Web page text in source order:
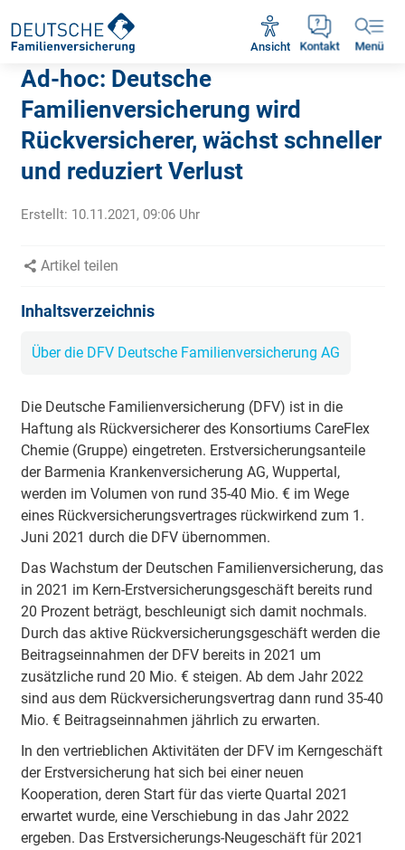
Kontakt
Ansicht Menü
Rückruf vereinbaren
Ad-hoc: Deutsche
Familienversicherung wird
Rückversicherer, wächst schneller
und reduziert Verlust
Erstellt: 10.11.2021, 09:06Uhr
Artikel teilen
Die Deutsche Familienversicherung (DFV) ist in die
Haftung als Rückversicherer des Konsortiums CareFlex
Chemie (Gruppe) eingetreten. Erstversicherungsanteile
der Barmenia Krankenversicherung AG, Wuppertal,
werden im Volumen von rund 35-40 Mio. € im Wege
eines Rückversicherungsvertrages rückwirkend zum 1.
Juni 2021 durch die DFV übernommen.
Das Wachstum der Deutschen Familienversicherung, das
in 2021 im Kern-Erstversicherungsgeschäft bereits rund
20 Prozent beträgt, beschleunigt sich damit nochmals.
Durch das aktive Rückversicherungsgeschäft werden die
Beitragseinnahmen der DFV bereits in 2021 um
zusätzliche rund 20 Mio. € steigen. Ab dem Jahr 2022
sind aus dem Rückversicherungsvertrag dann rund 35-40
Mio. € Beitragseinnahmen jährlich zu erwarten.
In den vertrieblichen Aktivitäten der DFV im Kerngeschäft
der Erstversicherung hat sich bei einer neuen
Kooperation, deren Start für das vierte Quartal 2021
erwartet wurde, eine Verschiebung in das Jahr 2022
ergeben. Das Erstversicherungs-Neugeschäft für 2021
Inhaltsverzeichnis
Über die DFV Deutsche Familienversicherung AG